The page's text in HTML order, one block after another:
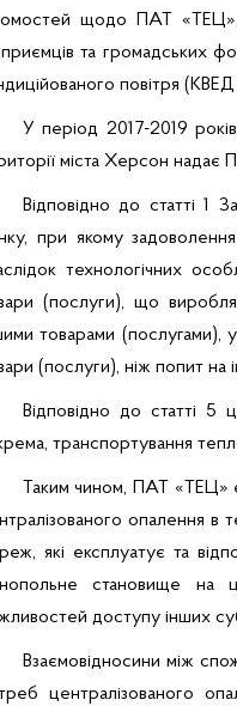
щодоПАТ «ТЕЦ»
та громадських
повітря
У період 2017-2019
міста Херсон надає
Відповідно до статті 1
при якому
технологічних
(послуги), що
товарами (послугами),
(послуги), ніж попит на
Відповідно до статті 5
транспортування
Таким чином, ПАТ «ТЕЦ»
опалення в
які експлуатує та
становище на
доступу інших
Взаємовідносини між
централізованого